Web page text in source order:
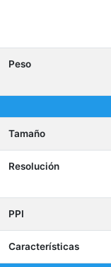
Peso
Tamaño
Resolución
PPI
Características